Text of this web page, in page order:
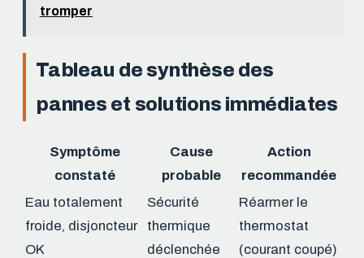
tromper
Tableau de synthèse des
pannes et solutions immédiates
Symptôme
constaté
Cause
probable
Action
recommandée
Eau totalement
froide, disjoncteur
OK
Sécurité
thermique
déclenchée
Réarmer le
thermostat
(courant coupé)